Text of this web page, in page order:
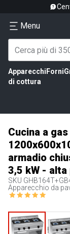
Menu
Apparecchi
di cottura
Forni
Cucina a
armadio
3,5 kW -
SKU
Apparecchio da